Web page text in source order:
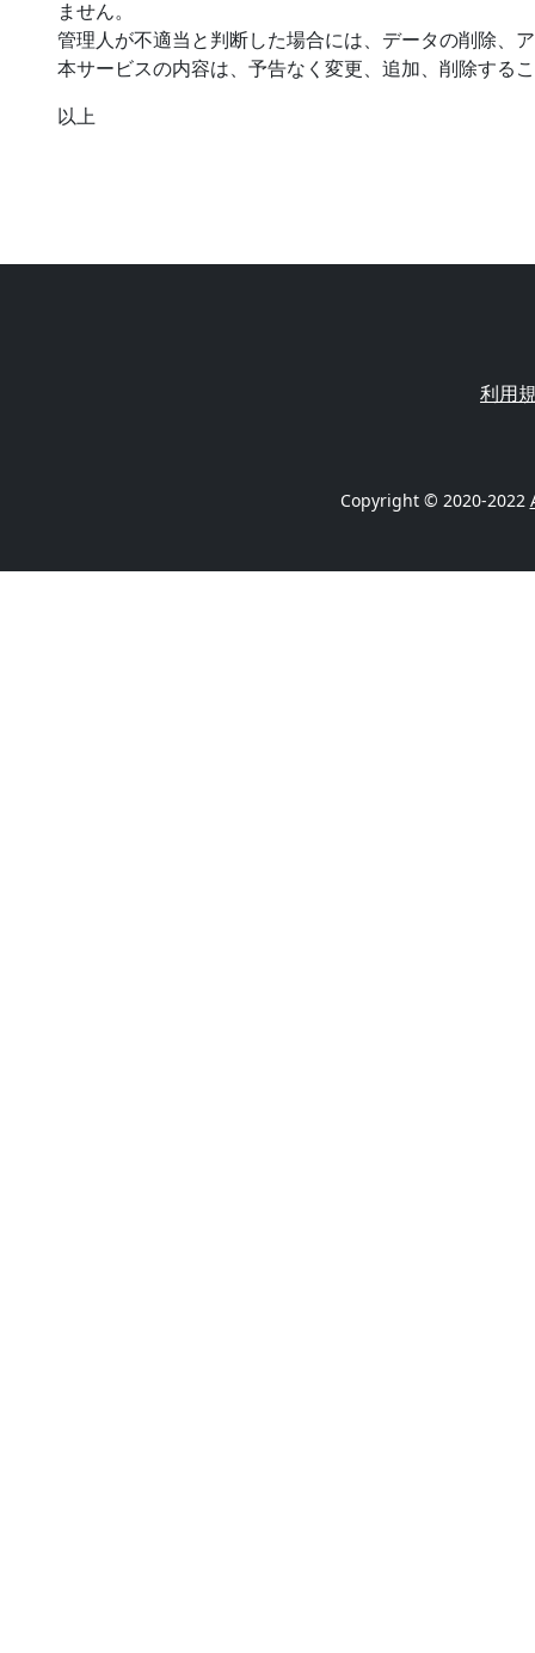
ません。
管理人が不適当と判断した場合には、データの削除、
本サービスの内容は、予告なく変更、追加、削除する
以上
利用
Copyright © 2020-2022